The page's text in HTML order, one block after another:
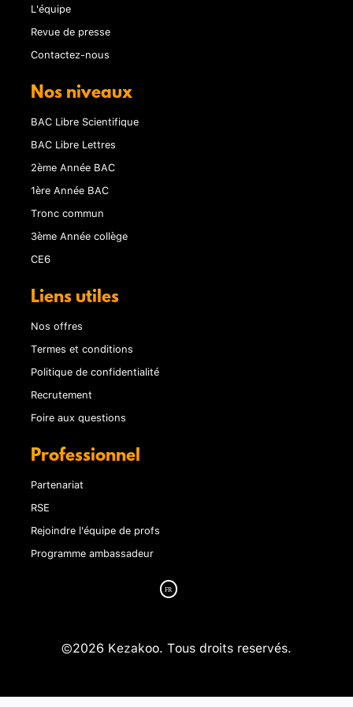
L'équipe
Revue de presse
Contactez-nous
Nos niveaux
BAC Libre Scientifique
BAC Libre Lettres
2ème Année BAC
1ère Année BAC
Tronc commun
3ème Année collège
CE6
Liens utiles
Nos offres
Termes et conditions
Politique de confidentialité
Recrutement
Foire aux questions
Professionnel
Partenariat
RSE
Rejoindre l'équipe de profs
Programme ambassadeur
©2026 Kezakoo. Tous droits reservés.